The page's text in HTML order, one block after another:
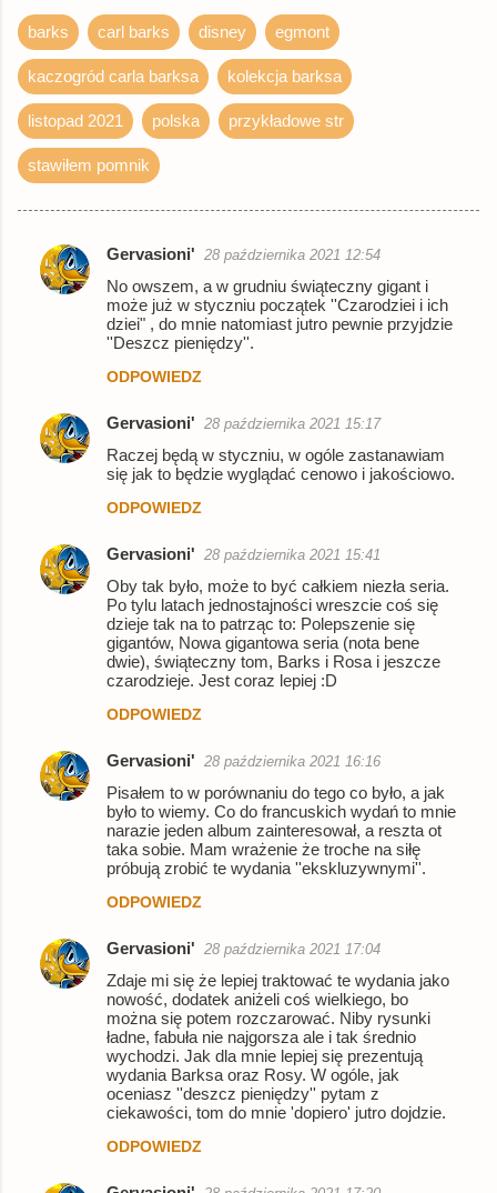
barks carl barks disney egmont
kaczogród carla barksa kolekcja barksa
listopad 2021 polska przykładowe str
stawiłem pomnik
K
t
a
e
Gervasioni' 28 października 2021 12:54
No owszem, a w grudniu świąteczny gigant i
może już w styczniu początek ''Czarodziei i ich
dziei" , do mnie natomiast jutro pewnie przyjdzie
''Deszcz pieniędzy''.
ODPOWIEDZ
Gervasioni' 28 października 2021 15:17
Raczej będą w styczniu, w ogóle zastanawiam
się jak to będzie wyglądać cenowo i jakościowo.
ODPOWIEDZ
Gervasioni' 28 października 2021 15:41
Oby tak było, może to być całkiem niezła seria.
Po tylu latach jednostajności wreszcie coś się
dzieje tak na to patrząc to: Polepszenie się
gigantów, Nowa gigantowa seria (nota bene
dwie), świąteczny tom, Barks i Rosa i jeszcze
czarodzieje. Jest coraz lepiej :D
ODPOWIEDZ
Gervasioni' 28 października 2021 16:16
Pisałem to w porównaniu do tego co było, a jak
było to wiemy. Co do francuskich wydań to mnie
narazie jeden album zainteresował, a reszta ot
taka sobie. Mam wrażenie że troche na siłę
próbują zrobić te wydania ''ekskluzywnymi''.
ODPOWIEDZ
Gervasioni' 28 października 2021 17:04
Zdaje mi się że lepiej traktować te wydania jako
nowość, dodatek aniżeli coś wielkiego, bo
można się potem rozczarować. Niby rysunki
ładne, fabuła nie najgorsza ale i tak średnio
wychodzi. Jak dla mnie lepiej się prezentują
wydania Barksa oraz Rosy. W ogóle, jak
oceniasz ''deszcz pieniędzy'' pytam z
ciekawości, tom do mnie 'dopiero' jutro dojdzie.
ODPOWIEDZ